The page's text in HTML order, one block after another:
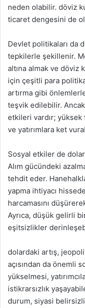
neden olabilir. döviz
ticaret dengesini de
Devlet politikaları da
tepkilerle şekillenir.
altına almak ve döviz
için çeşitli para
artırma gibi
teşvik edilebilir.
etkileri vardır; yüksek
ve yatırımlara ket
Sosyal etkiler de
Alım gücündeki
tehdit eder.
yapma ihtiyacı
harcamasını
Ayrıca, düşük gelirli
eşitsizlikler
dolardaki artış,
açısından da önemli
yükselmesi,
istikrarsızlık
durum, siyasi